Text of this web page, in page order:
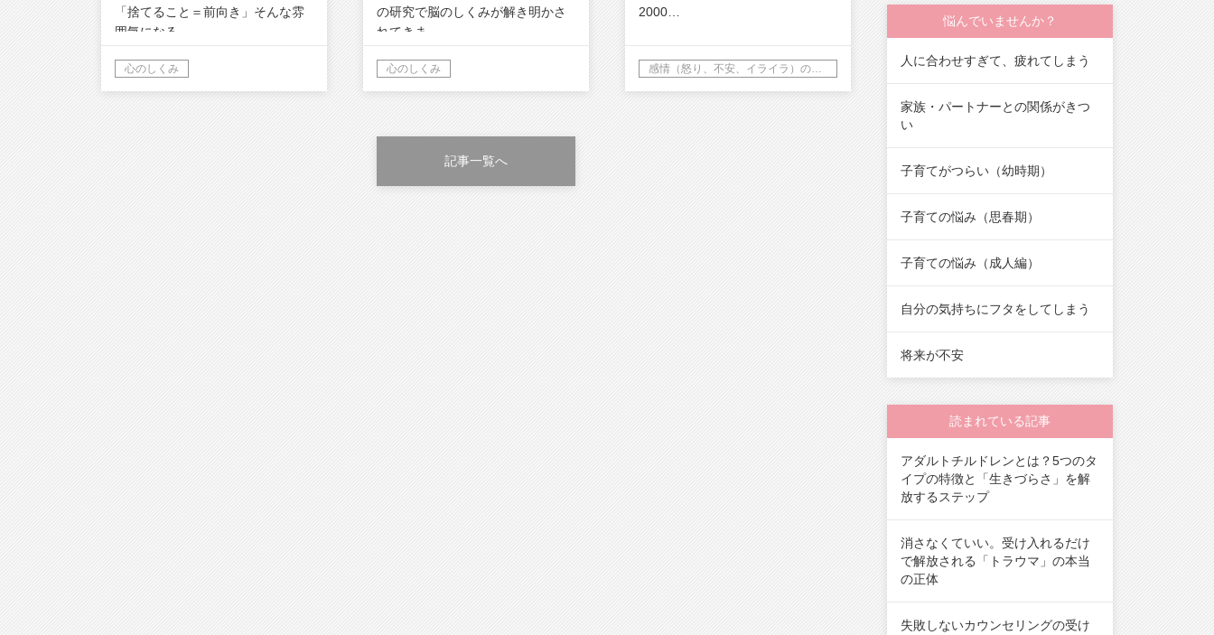
「捨てること＝前向き」そんな雰
囲気になる…
心のしくみ
の研究で脳のしくみが解き明かさ
れてきま…
心のしくみ
2000…
感情（怒り、不安、イライラ）の理解
記事一覧へ
悩んでいませんか？
人に合わせすぎて、疲れてしまう
家族・パートナーとの関係がきつ
い
子育てがつらい（幼時期）
子育ての悩み（思春期）
子育ての悩み（成人編）
自分の気持ちにフタをしてしまう
将来が不安
読まれている記事
アダルトチルドレンとは？5つのタ
イプの特徴と「生きづらさ」を解
放するステップ
消さなくていい。受け入れるだけ
で解放される「トラウマ」の本当
の正体
失敗しないカウンセリングの受け